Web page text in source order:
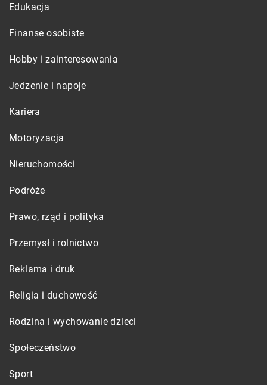
Edukacja
Finanse osobiste
Hobby i zainteresowania
Jedzenie i napoje
Kariera
Motoryzacja
Nieruchomości
Podróże
Prawo, rząd i polityka
Przemysł i rolnictwo
Reklama i druk
Religia i duchowość
Rodzina i wychowanie dzieci
Społeczeństwo
Sport